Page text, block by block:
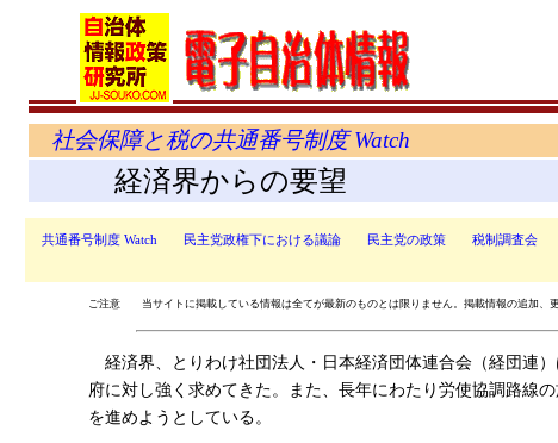
社会保障と税の共通番号制度 Watch
経済界からの要望
共通番号制度 Watch 民主党政権下における議論 民主党の政策 税制調査会
ご注意 当サイトに掲載している情報は全てが最新のものとは限りません。掲載情報の追加、
経済界、とりわけ社団法人・日本経済団体連合会（経団連
府に対し強く求めてきた。また、長年にわたり労使協調路線
を進めようとしている。